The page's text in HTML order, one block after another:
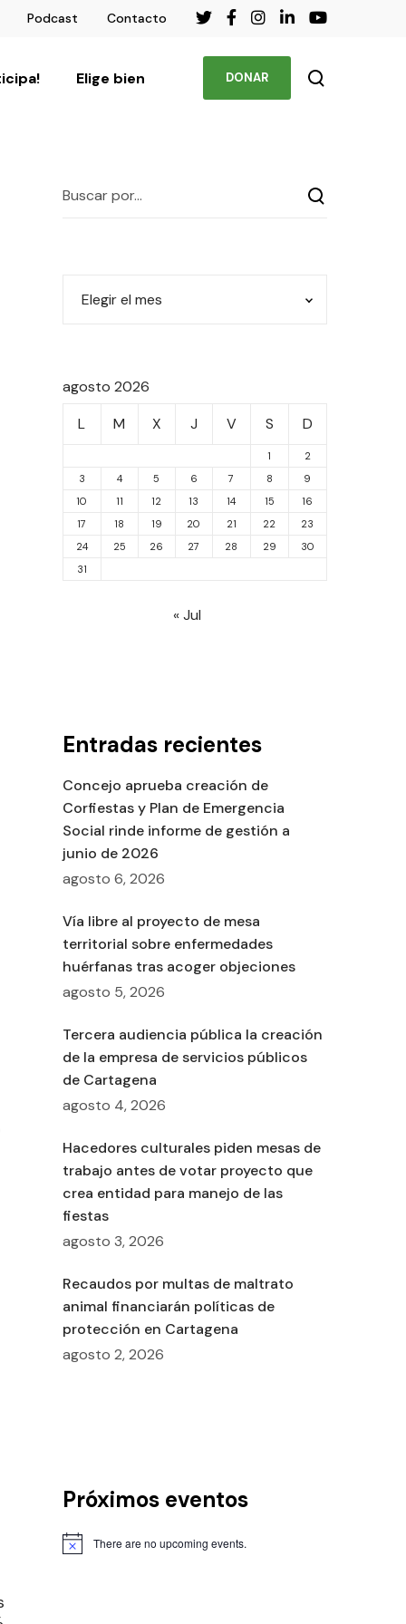
Podcast Contacto
Elige bien DONAR
agosto 2026
L
M X J V S D
1
2
3
4 5 6 7 8
9
10
11 12 13 14 15
16
17
18 19 20 21 22
23
24
25 26 27 28 29
30
31
« Jul
Entradas recientes
Concejo aprueba creación de
Corfiestas y Plan de Emergencia
Social rinde informe de gestión a
junio de 2026
agosto 6, 2026
Vía libre al proyecto de mesa
territorial sobre enfermedades
huérfanas tras acoger objeciones
agosto 5, 2026
Tercera audiencia pública la creación
de la empresa de servicios públicos
de Cartagena
agosto 4, 2026
Hacedores culturales piden mesas de
trabajo antes de votar proyecto que
crea entidad para manejo de las
fiestas
agosto 3, 2026
Recaudos por multas de maltrato
animal financiarán políticas de
protección en Cartagena
agosto 2, 2026
Próximos eventos
There are no upcoming events.